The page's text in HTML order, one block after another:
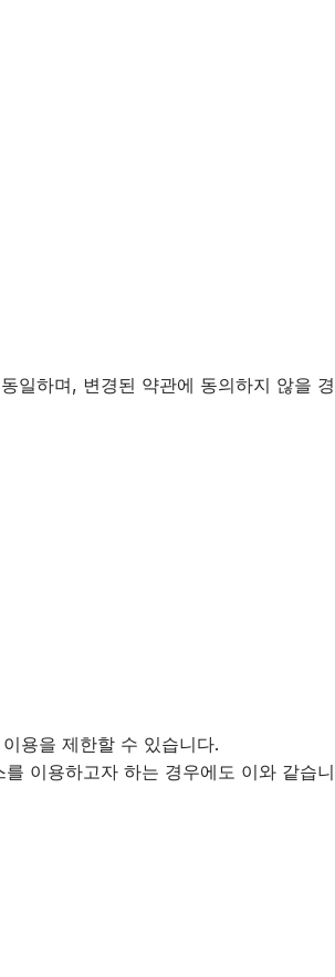
일하며, 변경된 약관에 동의하지 않을 경
용을 제한할 수 있습니다.
이용하고자 하는 경우에도 이와 같습니